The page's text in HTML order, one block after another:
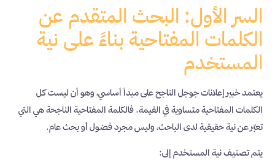
السر الأول: البحث المتقدم عن
الكلمات المفتاحية بناءً على نية
المستخدم
يعتمد خبير إعلانات جوجل الناجح على مبدأ أساسي، وهو أن ليست كل
الكلمات المفتاحية متساوية في القيمة. فالكلمة المفتاحية الناجحة هي التي
تعبّر عن نية حقيقية لدى الباحث، وليس مجرد فضول أو بحث عام.
يتم تصنيف نية المستخدم إلى: